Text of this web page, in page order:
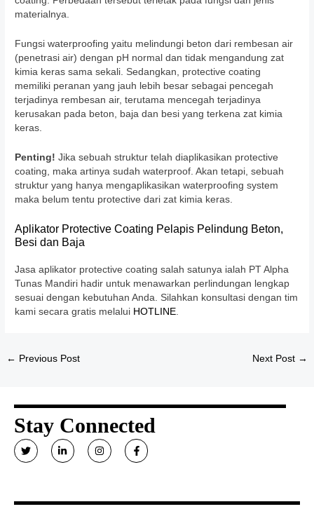
materialnya.
Fungsi waterproofing yaitu melindungi beton dari rembesan air
(penetrasi air) dengan pH normal dan tidak mengandung zat
kimia keras sama sekali. Sedangkan, protective coating
memiliki peranan yang jauh lebih besar sebagai pencegah
terjadinya rembesan air, terutama mencegah terjadinya
kerusakan pada beton, baja dan besi yang terkena zat kimia
keras.
Penting! Jika sebuah struktur telah diaplikasikan protective
coating, maka artinya sudah waterproof. Akan tetapi, sebuah
struktur yang hanya mengaplikasikan waterproofing system
maka belum tentu protective dari zat kimia keras.
Aplikator Protective Coating Pelapis Pelindung Beton,
Besi dan Baja
Jasa aplikator protective coating salah satunya ialah PT Alpha
Tunas Mandiri hadir untuk menawarkan perlindungan lengkap
sesuai dengan kebutuhan Anda. Silahkan konsultasi dengan tim
kami secara gratis melalui HOTLINE
← Previous Post Next Post →
Stay Connected
T
w
i
r
L
i
n
i
I
n
s
r
F
a
c
o